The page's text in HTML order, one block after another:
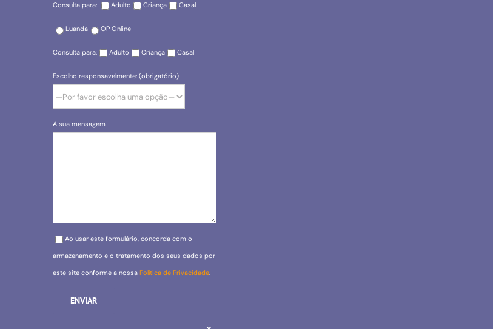
Consulta para: Adulto Criança Casal
Luanda OP Online
Consulta para: Adulto Criança Casal
Escolho responsavelmente: (obrigatório)
A sua mensagem
Please leave this field empty.
Ao usar este formulário, concorda com o
armazenamento e o tratamento dos seus dados por
este site conforme a nossa Política de Privacidade.